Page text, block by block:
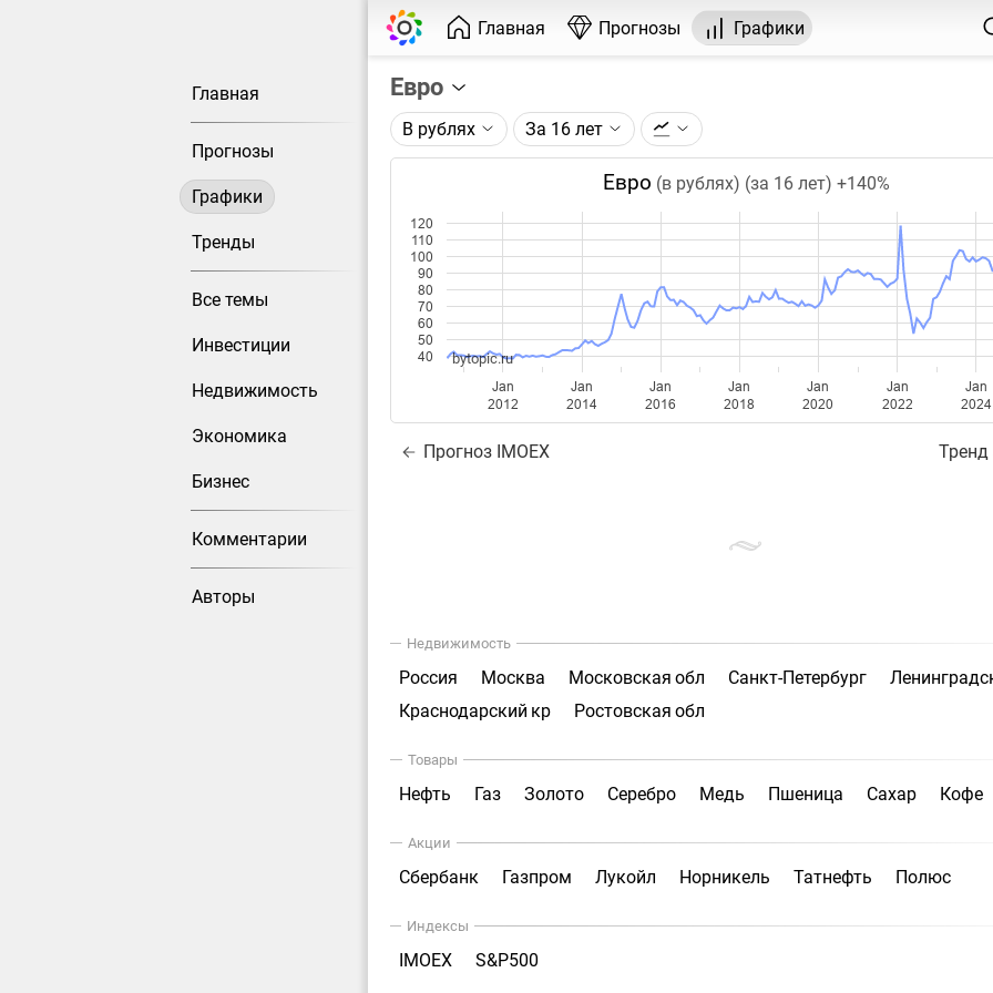
Главная Прогнозы Графики
Главная
Прогнозы
Графики
Тренды
Все темы
Инвестиции
Недвижимость
Экономика
Бизнес
Комментарии
Авторы
Евро
Описание графика:
Цена евро, торгуемого на FOREX.
Каждая точка на графике - цена закрытия дня, недели или месяца.
Оптимальный таймфрейм (день, неделя, месяц) подбирается
при изменении глубины графика.
Данные добавляются ежедневно.
В рублях За 16 лет
Евро (в рублях) (за 16 лет) +140%
Jan
2012
Jan
2014
Jan
2016
Jan
2018
Jan
2020
Jan
2022
Jan
2024
40
50
60
70
80
90
100
110
120
bytopic.ru
Прогноз IMOEX Тренд
Недвижимость
Россия Москва Московская обл Санкт-Петербург
Краснодарский кр
Ростовская обл
Товары
Нефть Газ Золото Серебро Медь Пшеница Сахар Кофе
Акции
Сбербанк Газпром Лукойл Норникель Татнефть Полюс
Индексы
IMOEX S&P500